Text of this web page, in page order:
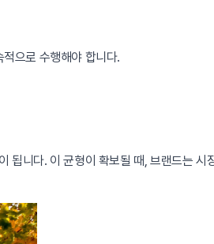
으로 수행해야 합니다.
됩니다. 이 균형이 확보될 때, 브랜드는 시